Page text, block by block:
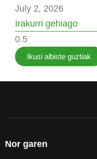
July 2, 2026
Irakurri gehiago
Ikusi albiste guztiak
Nor garen